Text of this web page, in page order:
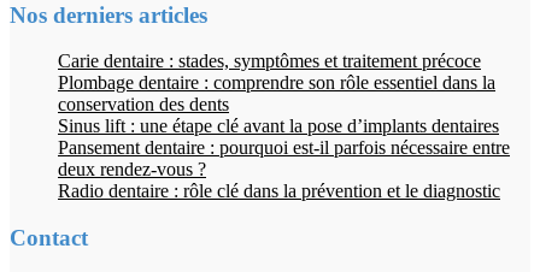
Nos derniers articles
Carie dentaire : stades, symptômes et traitement précoce
Plombage dentaire : comprendre son rôle essentiel dans la
conservation des dents
Sinus lift : une étape clé avant la pose d’implants dentaires
Pansement dentaire : pourquoi est-il parfois nécessaire entre
deux rendez-vous ?
Radio dentaire : rôle clé dans la prévention et le diagnostic
Contact